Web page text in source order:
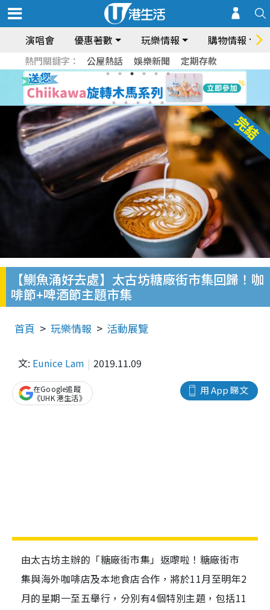
演唱會 優惠著數 玩樂情報 購物情報
熱門關鍵字： 公屋熱話 娛樂新聞 定期存款
【鰂魚涌好去處】太古坊糖廠街市集回歸！咖
啡節+啤酒節主題市集
首頁 玩樂情報 活動展覽
文: Eunice Lam 2019.11.09
用 App 睇文
在Google追蹤
《UHK 港生活》
由太古坊主辦的「糖廠街市集」返嚟啦！糖廠街市
集與海外咖啡店及本地食店合作，將於11月至明年2
月的星期一至五舉行，分別有4個特別主題，包括11